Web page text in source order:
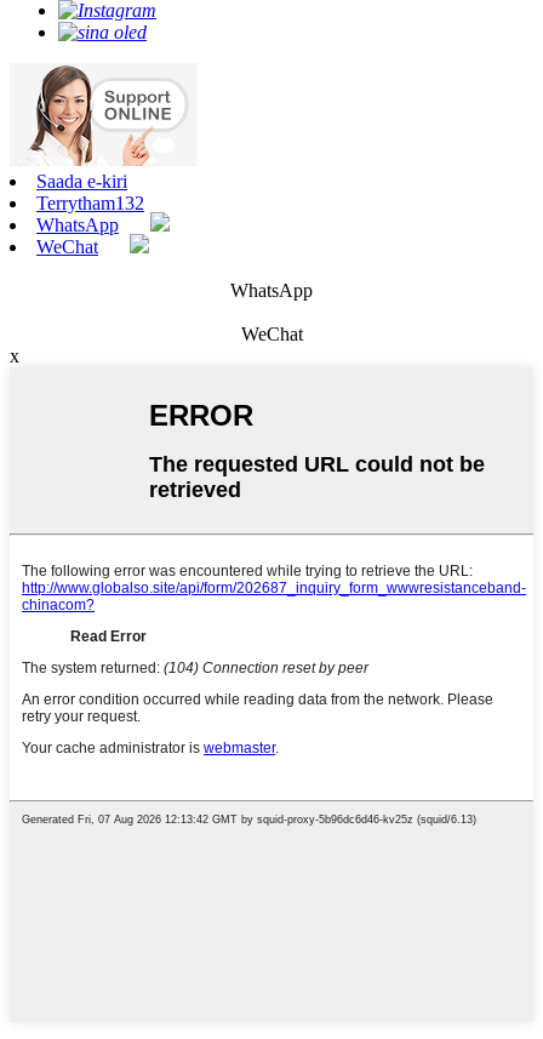
Saada e-kiri
Terrytham132
WhatsApp
WeChat
WhatsApp
WeChat
x